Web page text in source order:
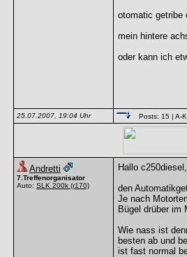
otomatic getribe
mein hintere
oder kann ich
25.07.2007, 19:04 Uhr Posts: 15 | A-
Andretti
7.Treffenorganisator
Auto: SLK 200k (r170)
Hallo c250diesel,
den
Je nach
Bügel drüber im
Wie nass ist
besten ab und
ist fast normal